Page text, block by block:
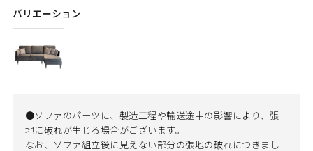
バリエーション
●ソファのパーツに、製造工程や輸送途中の影響により、張
地に破れが生じる場合がございます。
なお、ソファ組立後に見えない部分の張地の破れにつきまし